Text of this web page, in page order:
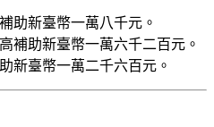
助新臺幣一萬八千元。
補助新臺幣一萬六千二百元。
新臺幣一萬二千六百元。